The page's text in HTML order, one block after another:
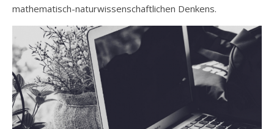
mathematisch-naturwissenschaftlichen Denkens.